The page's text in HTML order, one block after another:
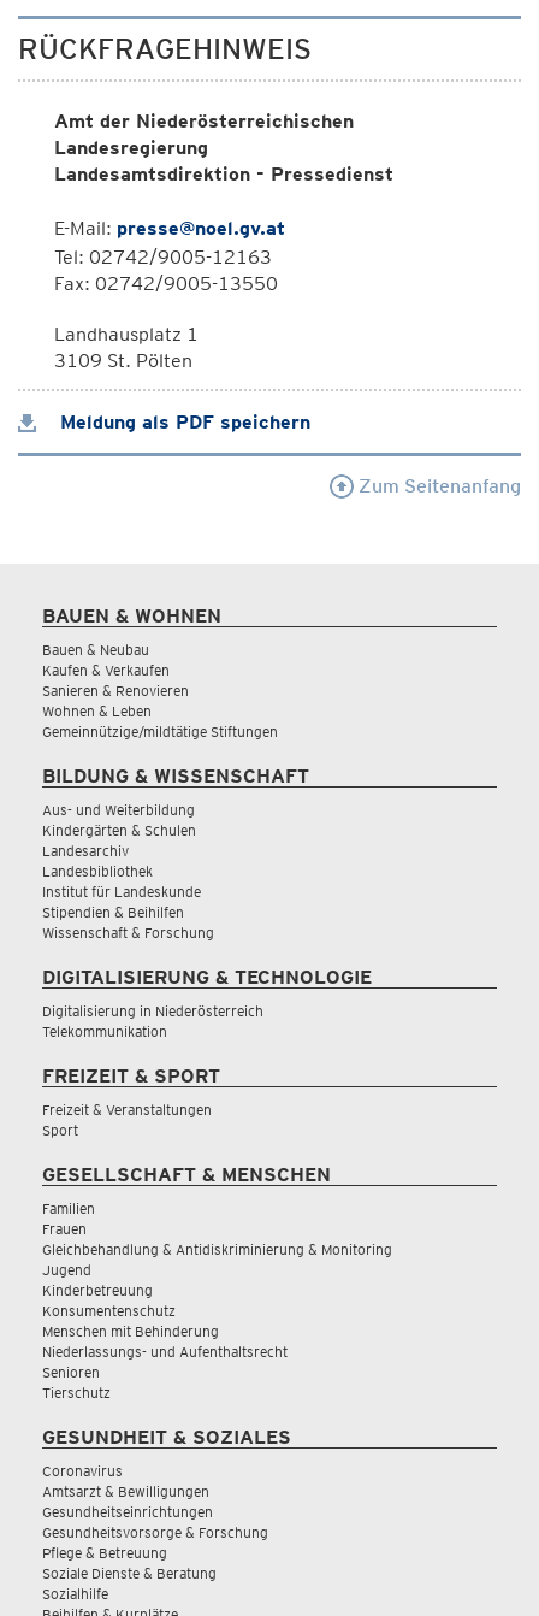
RÜCKFRAGEHINWEIS
Amt der Niederösterreichischen
Landesregierung
Landesamtsdirektion - Pressedienst
E-Mail: presse@noel.gv.at
Tel: 02742/9005-12163
Fax: 02742/9005-13550
Landhausplatz 1
3109 St. Pölten
Meldung als PDF speichern
Zum Seitenanfang
BAUEN & WOHNEN
Bauen & Neubau
Kaufen & Verkaufen
Sanieren & Renovieren
Wohnen & Leben
Gemeinnützige/mildtätige Stiftungen
BILDUNG & WISSENSCHAFT
Aus- und Weiterbildung
Kindergärten & Schulen
Landesarchiv
Landesbibliothek
Institut für Landeskunde
Stipendien & Beihilfen
Wissenschaft & Forschung
DIGITALISIERUNG & TECHNOLOGIE
Digitalisierung in Niederösterreich
Telekommunikation
FREIZEIT & SPORT
Freizeit & Veranstaltungen
Sport
GESELLSCHAFT & MENSCHEN
Familien
Frauen
Gleichbehandlung & Antidiskriminierung & Monitoring
Jugend
Kinderbetreuung
Konsumentenschutz
Menschen mit Behinderung
Niederlassungs- und Aufenthaltsrecht
Senioren
Tierschutz
GESUNDHEIT & SOZIALES
Coronavirus
Amtsarzt & Bewilligungen
Gesundheitseinrichtungen
Gesundheitsvorsorge & Forschung
Pflege & Betreuung
Soziale Dienste & Beratung
Sozialhilfe